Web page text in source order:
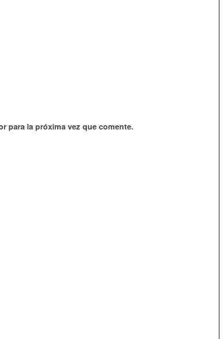
para la próxima vez que comente.